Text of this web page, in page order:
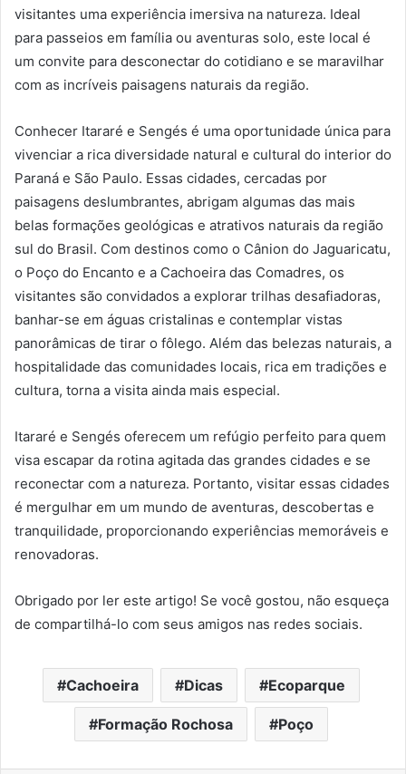
visitantes uma experiência imersiva na natureza. Ideal
para passeios em família ou aventuras solo, este local é
um convite para desconectar do cotidiano e se maravilhar
com as incríveis paisagens naturais da região.
Conhecer Itararé e Sengés é uma oportunidade única para
vivenciar a rica diversidade natural e cultural do interior do
Paraná e São Paulo. Essas cidades, cercadas por
paisagens deslumbrantes, abrigam algumas das mais
belas formações geológicas e atrativos naturais da região
sul do Brasil. Com destinos como o Cânion do Jaguaricatu,
o Poço do Encanto e a Cachoeira das Comadres, os
visitantes são convidados a explorar trilhas desafiadoras,
banhar-se em águas cristalinas e contemplar vistas
panorâmicas de tirar o fôlego. Além das belezas naturais, a
hospitalidade das comunidades locais, rica em tradições e
cultura, torna a visita ainda mais especial.
Itararé e Sengés oferecem um refúgio perfeito para quem
visa escapar da rotina agitada das grandes cidades e se
reconectar com a natureza. Portanto, visitar essas cidades
é mergulhar em um mundo de aventuras, descobertas e
tranquilidade, proporcionando experiências memoráveis e
renovadoras.
Obrigado por ler este artigo! Se você gostou, não esqueça
de compartilhá-lo com seus amigos nas redes sociais.
Cachoeira Dicas Ecoparque
Formação Rochosa Poço